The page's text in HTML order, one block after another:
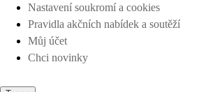
Nastavení soukromí a cookies
Pravidla akčních nabídek a soutěží
Můj účet
Chci novinky